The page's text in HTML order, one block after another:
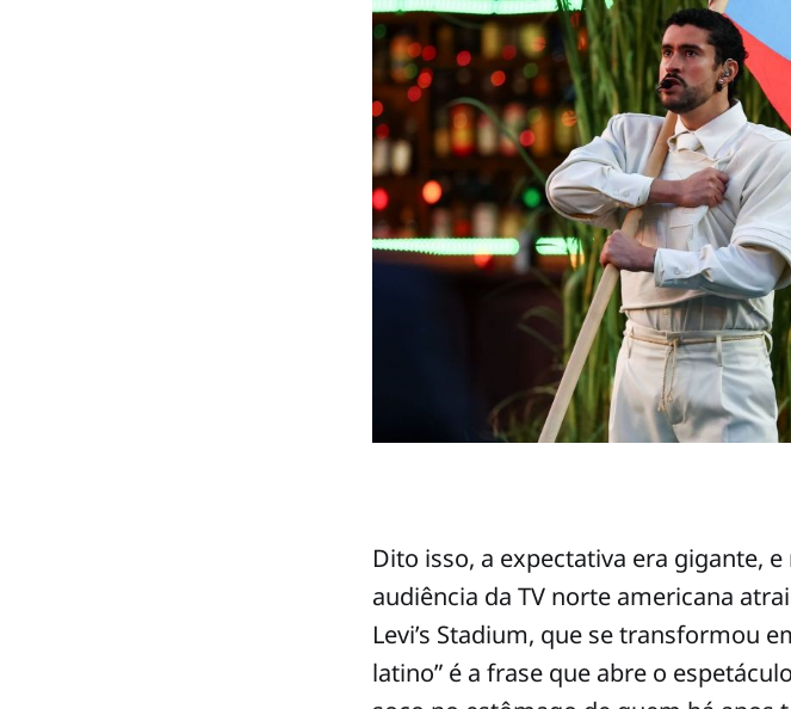
Dito isso, a expectativa era gigante,
audiência da TV norte americana
Levi’s Stadium, que se transformou
latino” é a frase que abre o